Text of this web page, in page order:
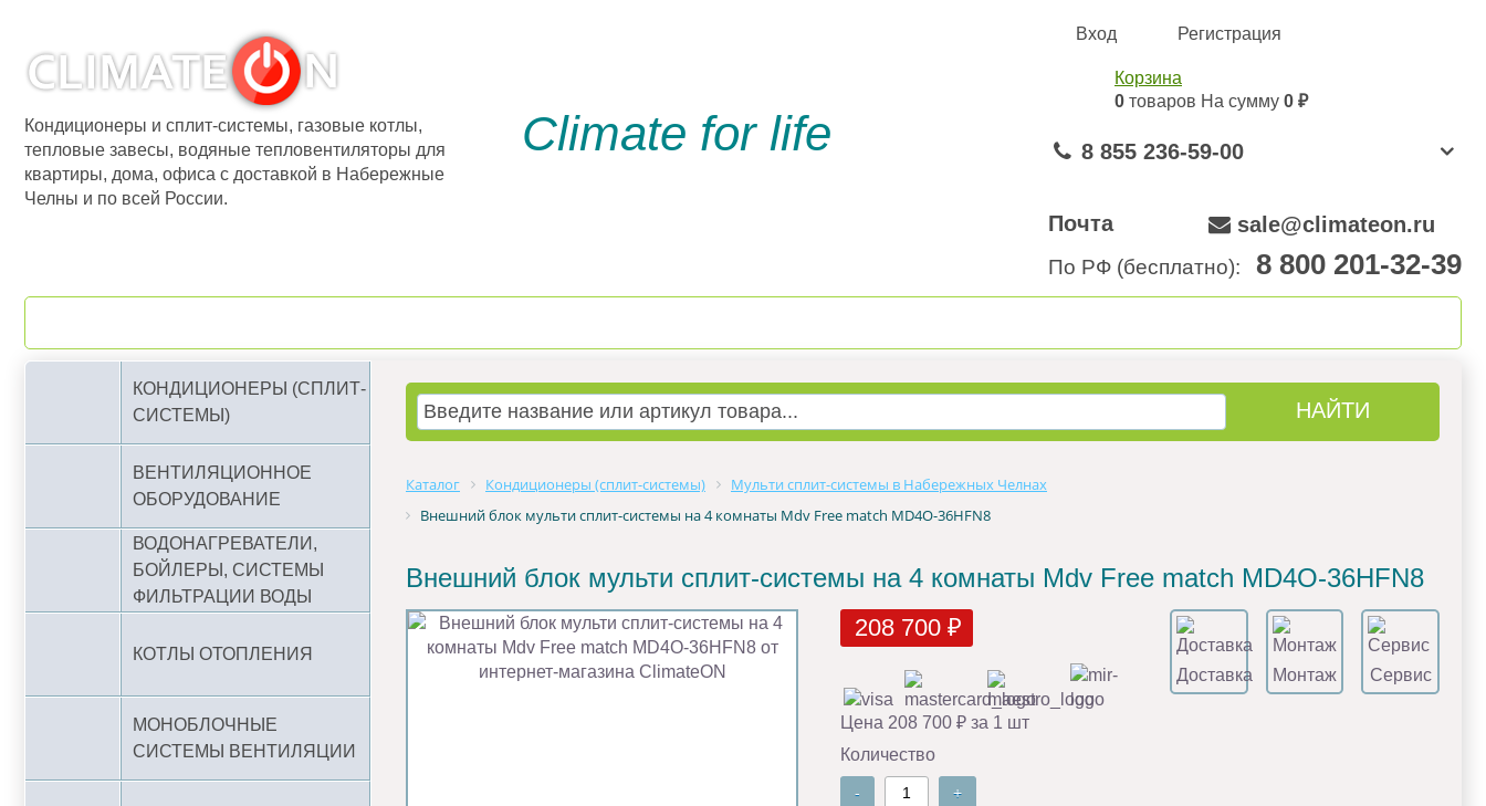
Кондиционеры и сплит-системы, газовые котлы,
тепловые завесы, водяные тепловентиляторы для
квартиры, дома, офиса с доставкой в Набережные
Челны и по всей России.
Climate for life
Вход Регистрация
Корзина
0 товаров На сумму 0 ₽
8 855 236-59-00
Почта sale@climateon.ru
По РФ (бесплатно): 8 800 201-32-39
КОНДИЦИОНЕРЫ (СПЛИТ-
СИСТЕМЫ)
ВЕНТИЛЯЦИОННОЕ
ОБОРУДОВАНИЕ
ВОДОНАГРЕВАТЕЛИ,
БОЙЛЕРЫ, СИСТЕМЫ
ФИЛЬТРАЦИИ ВОДЫ
КОТЛЫ ОТОПЛЕНИЯ
МОНОБЛОЧНЫЕ
СИСТЕМЫ ВЕНТИЛЯЦИИ
Каталог Кондиционеры (сплит-системы)
Мульти сплит-системы в Набережных Челнах
Внешний блок мульти сплит-системы на 4 комнаты Mdv Free match MD4O-36HFN8
Внешний блок мульти сплит-системы на 4 комнаты Mdv Free match MD4O-36HFN8
208 700 ₽
Доставка Монтаж Сервис
Цена 208 700 ₽ за 1 шт
Количество
- +